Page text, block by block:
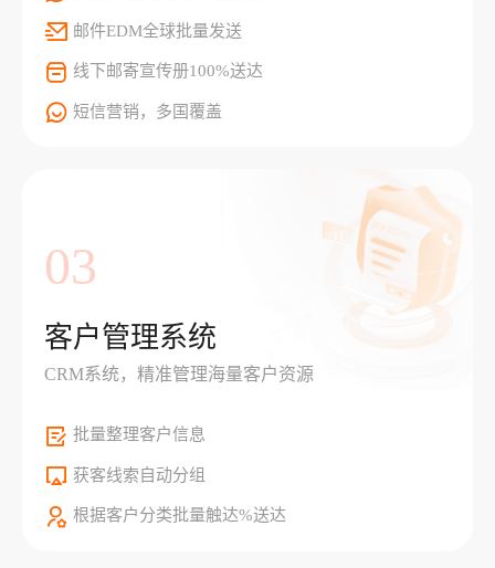
邮件EDM全球批量发送
线下邮寄宣传册100%送达
短信营销，多国覆盖
03
客户管理系统
CRM系统，精准管理海量客户资源
批量整理客户信息
获客线索自动分组
根据客户分类批量触达%送达